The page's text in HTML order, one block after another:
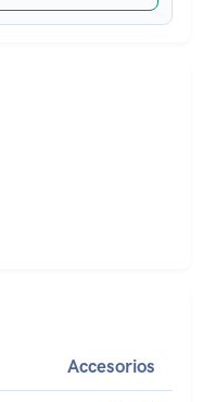
Accesorios